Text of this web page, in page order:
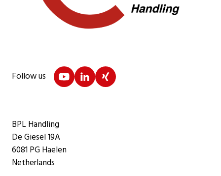
Follow us
BPL Handling
De Giesel 19A
6081 PG Haelen
Netherlands